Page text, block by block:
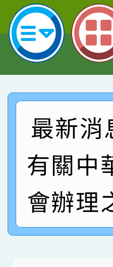
名 指導
園市英
指導老
賀！本
賽 劉文
臺灣台
賀！本
市賽榮
創客第
賀！本
賽 洪綺
名
賀！本
倩參加
名 指導
賀！本
園市英
指導老
賀！本
賽 劉文
臺灣台
賀！本
市賽榮
最新
有關中
會辦理